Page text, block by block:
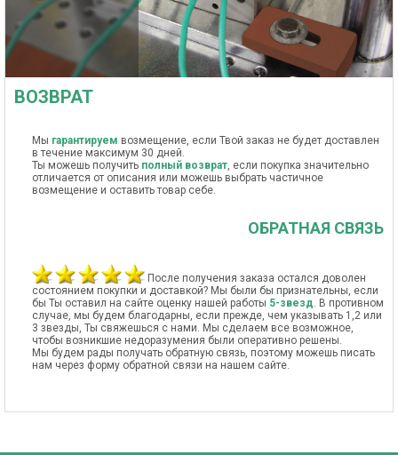
ВОЗВРАТ
Мы гарантируем возмещение, если Твой заказ не будет доставлен
в течение максимум 30 дней.
Ты можешь получить полный возврат , если покупка значительно
отличается от описания или можешь выбрать частичное
возмещение и оставить товар себе.
ОБРАТНАЯ СВЯЗЬ
После получения заказа остался доволен
состоянием покупки и доставкой? Мы были бы признательны, если
бы Ты оставил на сайте оценку нашей работы 5-звезд . В противном
случае, мы будем благодарны, если прежде, чем указывать 1,2 или
3 звезды, Ты свяжешься с нами. Мы сделаем все возможное,
чтобы возникшие недоразумения были оперативно решены.
Мы будем рады получать обратную связь, поэтому можешь писать
нам через форму обратной связи на нашем сайте.